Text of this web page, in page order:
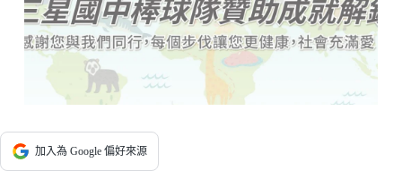
加入為 Google 偏好來源